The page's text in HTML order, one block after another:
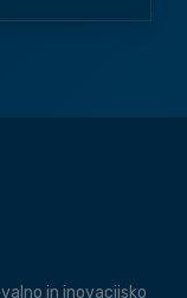
in inovacijsko